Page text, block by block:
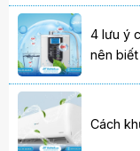
4 lưu ý
nên biết
Cách